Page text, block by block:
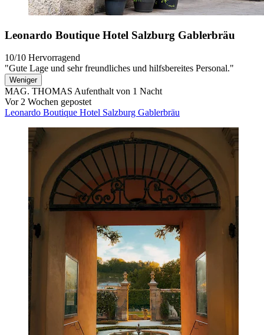
Leonardo Boutique Hotel Salzburg Gablerbräu
10/10 Hervorragend
"Gute Lage und sehr freundliches und hilfsbereites Personal."
Weniger
MAG. THOMAS Aufenthalt von 1 Nacht
Vor 2 Wochen gepostet
Leonardo Boutique Hotel Salzburg Gablerbräu